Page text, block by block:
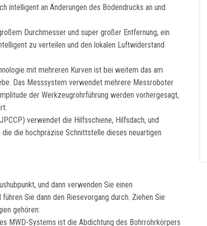
intelligent an Änderungen des Bodendrucks an und
Durchmesser und super großer Entfernung, ein
zu verteilen und den lokalen Luftwiderstand
mit mehreren Kurven ist bei weitem das am
Das Messsystem verwendet mehrere Messroboter
der Werkzeugrohrführung werden vorhergesagt,
verwendet die Hilfsschiene, Hilfsdach, und
die hochpräzise Schnittstelle dieses neuartigen
und dann verwenden Sie einen
Sie dann den Riesevorgang durch. Ziehen Sie
gehören:
MWD-Systems ist die Abdichtung des Bohrrohrkörpers